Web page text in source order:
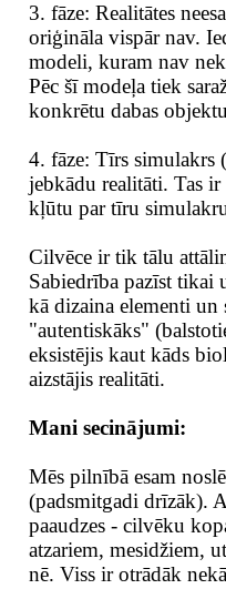
3. fāze: Realitātes
oriģināla vispār nav.
modeli, kuram nav
Pēc šī modeļa tiek
konkrētu dabas
4. fāze: Tīrs simulakrs
jebkādu realitāti. Tas
kļūtu par tīru
Cilvēce ir tik tālu
Sabiedrība pazīst tikai
kā dizaina elementi
"autentiskāks"
eksistējis kaut kāds
aizstājis realitāti.
Mani secinājumi:
Mēs pilnībā esam
(padsmitgadi drīzāk).
paaudzes - cilvēku
atzariem, mesidžiem,
nē. Viss ir otrādāk